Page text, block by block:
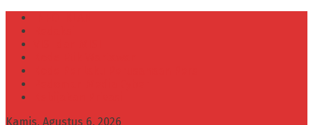
Kamis, Agustus 6, 2026